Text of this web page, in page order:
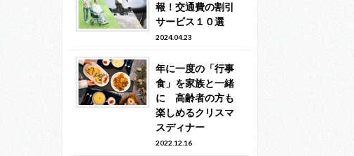
報！交通費の割引
サービス１０選
2024.04.23
年に一度の「行事
食」を家族と一緒
に 高齢者の方も
楽しめるクリスマ
スディナー
2022.12.16